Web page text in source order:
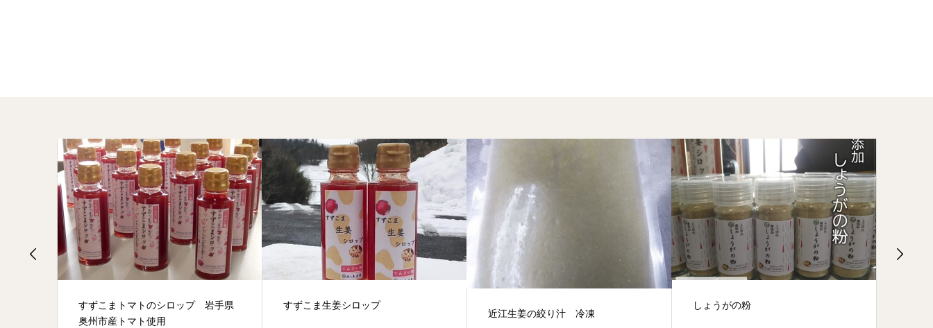
すずこまトマトのシロップ 岩手県
奥州市産トマト使用
すずこま生姜シロップ
近江生姜の絞り汁 冷凍
しょうがの粉